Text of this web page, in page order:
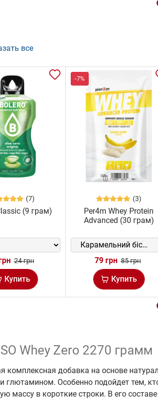
все
(7)
(9 грам)
24 грн
Купить
-7%
(3)
Per4m Whey Protein
Advanced (30 грам)
79 грн 85 грн
Купить
Whey Zero 2270 грамм
комплексная добавка на основе
глютамином. Особенно подойдет тем,
массу в короткие строки. В его составе